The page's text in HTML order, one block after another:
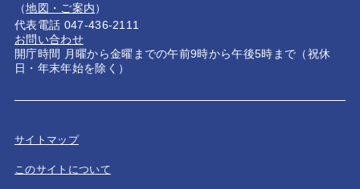
（地図・ご案内）
代表電話 047-436-2111
お問い合わせ
開庁時間 月曜から金曜までの午前9時から午後5時まで（祝休
日・年末年始を除く）
サイトマップ
このサイトについて